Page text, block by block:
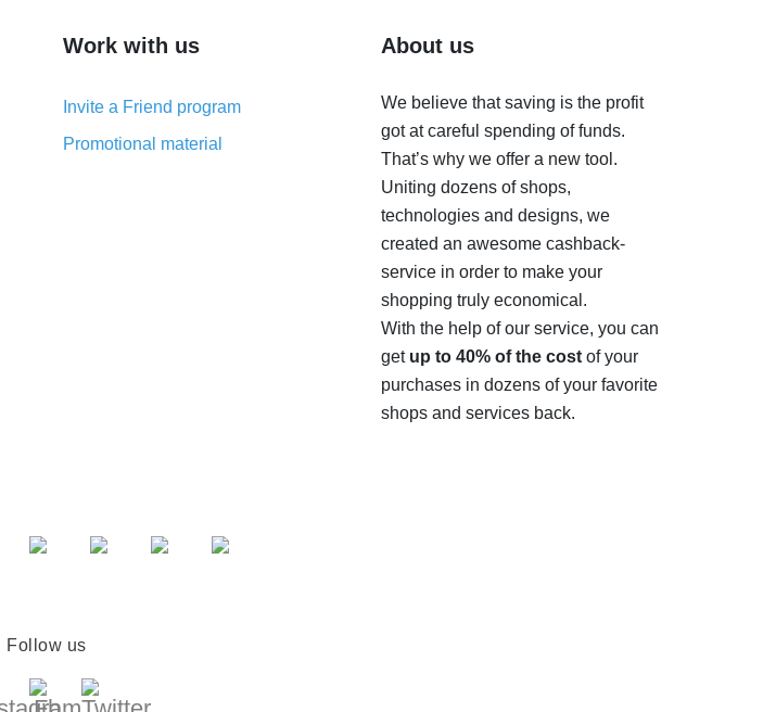
Work with us
Invite a Friend program
Promotional material
About us
We believe that saving is the profit
got at careful spending of funds.
That’s why we offer a new tool.
Uniting dozens of shops,
technologies and designs, we
created an awesome cashback-
service in order to make your
shopping truly economical.
With the help of our service, you can
get up to 40% of the costof your
purchases in dozens of your favorite
shops and services back.
Follow us